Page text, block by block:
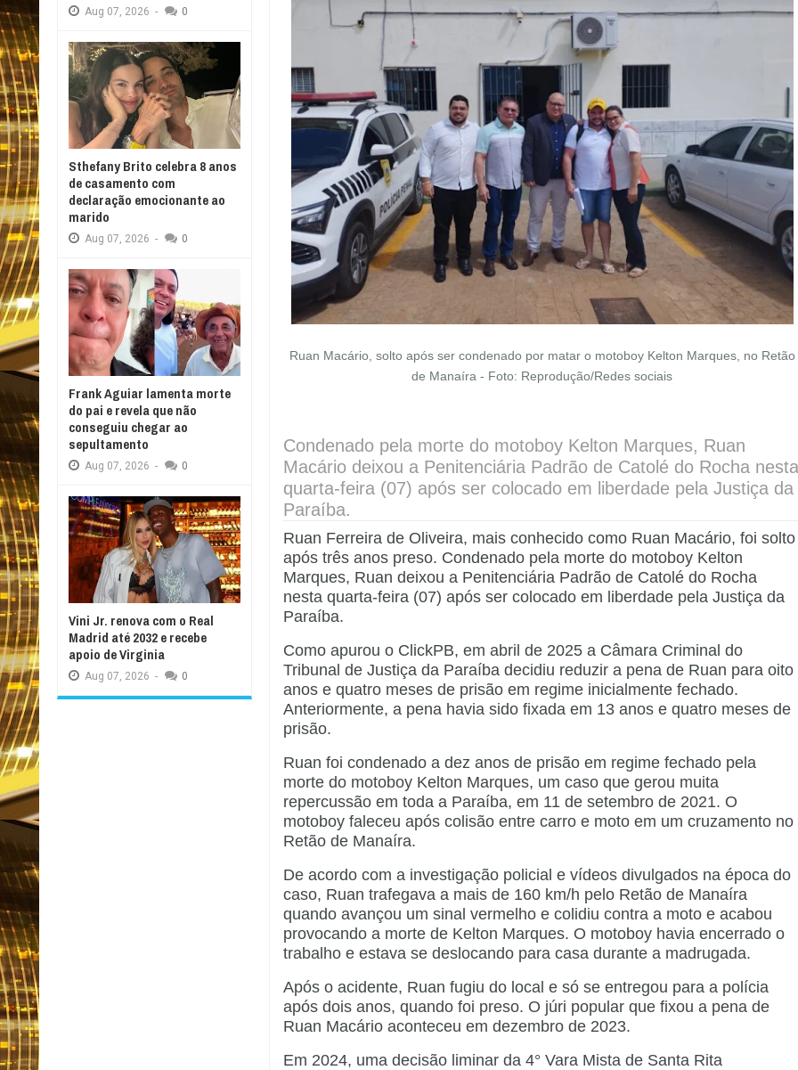
Ruan Macário, solto após ser condenado por matar o motoboy Kelton Marques, no Retão
de Manaíra - Foto: Reprodução/Redes sociais
Condenado pela morte do motoboy Kelton Marques, Ruan
Macário deixou a Penitenciária Padrão de Catolé do Rocha
quarta-feira (07) após ser colocado em liberdade pela Justiça da
Paraíba.
Ruan Ferreira de Oliveira, mais conhecido como Ruan Macário, foi solto
após três anos preso. Condenado pela morte do motoboy Kelton
Marques, Ruan deixou a Penitenciária Padrão de Catolé do Rocha
nesta quarta-feira (07) após ser colocado em liberdade pela Justiça da
Paraíba.
Como apurou o ClickPB, em abril de 2025 a Câmara Criminal do
Tribunal de Justiça da Paraíba decidiu reduzir a pena de Ruan para oito
anos e quatro meses de prisão em regime inicialmente fechado.
Anteriormente, a pena havia sido fixada em 13 anos e quatro meses de
prisão.
Ruan foi condenado a dez anos de prisão em regime fechado pela
morte do motoboy Kelton Marques, um caso que gerou muita
repercussão em toda a Paraíba, em 11 de setembro de 2021. O
motoboy faleceu após colisão entre carro e moto em um cruzamento no
Retão de Manaíra.
De acordo com a investigação policial e vídeos divulgados na época do
caso, Ruan trafegava a mais de 160 km/h pelo Retão de Manaíra
quando avançou um sinal vermelho e colidiu contra a moto e acabou
provocando a morte de Kelton Marques. O motoboy havia encerrado o
trabalho e estava se deslocando para casa durante a madrugada.
Após o acidente, Ruan fugiu do local e só se entregou para a polícia
após dois anos, quando foi preso. O júri popular que fixou a pena de
Ruan Macário aconteceu em dezembro de 2023.
Em 2024, uma decisão liminar da 4° Vara Mista de Santa Rita
Aug 07, 2026 - 0
Sthefany Brito celebra 8 anos
de casamento com
declaração emocionante ao
marido
Aug 07, 2026 - 0
Frank Aguiar lamenta morte
do pai e revela que não
conseguiu chegar ao
sepultamento
Aug 07, 2026 - 0
Vini Jr. renova com o Real
Madrid até 2032 e recebe
apoio de Virginia
Aug 07, 2026 - 0